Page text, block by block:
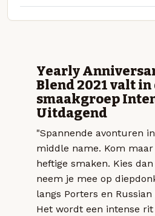
Yearly
Blend 2021 valt in
smaakgroep
Uitdagend
"Spannende avonturen
middle name. Kom
heftige smaken. Kies
neem je mee op
langs Porters en
Het wordt een intense